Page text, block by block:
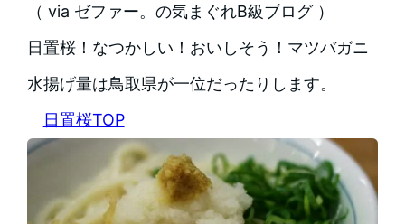
（ via ゼファー。の気まぐれB級ブログ ）
日置桜！なつかしい！おいしそう！マツバガニ
水揚げ量は鳥取県が一位だったりします。
日置桜TOP